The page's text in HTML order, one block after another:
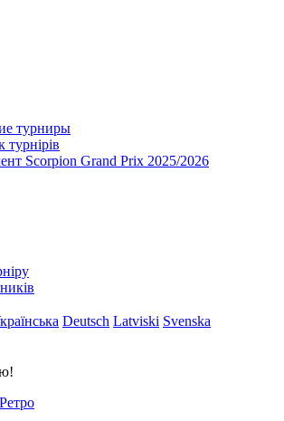
турниры
турнірів
Scorpion Grand Prix 2025/2026
Deutsch Latviski Svenska
Ретро